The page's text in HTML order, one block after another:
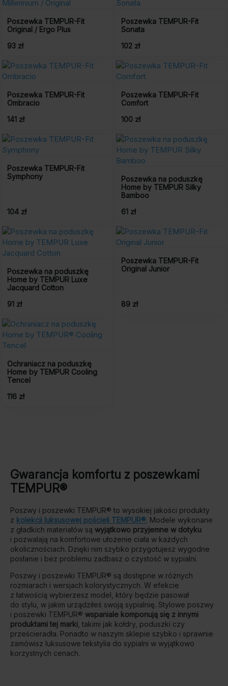
Poszewka TEMPUR-Fit
Original / Ergo Plus
93 zł
Poszewka TEMPUR-Fit
Sonata
102 zł
Poszewka TEMPUR-Fit
Ombracio
141 zł
Poszewka TEMPUR-Fit
Comfort
100 zł
Poszewka TEMPUR-Fit
Symphony
104 zł
Poszewka na poduszkę
Home by TEMPUR Silky
Bamboo
61 zł
Poszewka na poduszkę
Home by TEMPUR Luxe
Jacquard Cotton
91 zł
Poszewka TEMPUR-Fit
Original Junior
89 zł
Ochraniacz na poduszkę
Home by TEMPUR Cooling
Tencel
116 zł
Gwarancja komfortu z poszewkami
TEMPUR®
Poszwy i poszewki TEMPUR® to wysokiej jakości produkty
z kolekcji luksusowej pościeli TEMPUR®. Modele wykonane
z gładkich materiałów są wyjątkowo przyjemne w dotyku
i pozwalają na komfortowe ułożenie ciała w każdych
okolicznościach. Dzięki nim szybko przygotujesz wygodne
posłanie i bez problemu zadbasz o czystość w sypialni.
Poszwy i poszewki TEMPUR® są dostępne w różnych
rozmiarach i wersjach kolorystycznych. W efekcie
z łatwością wybierzesz model, który będzie pasował
do stylu, w jakim urządziłeś swoją sypialnię. Stylowe poszwy
i poszewki TEMPUR® wspaniale komponują się z innymi
produktami tej marki , takimi jak kołdry, poduszki czy
prześcieradła. Ponadto w naszym sklepie szybko i sprawnie
zamówisz luksusowe tekstylia do sypialni w wyjątkowo
korzystnych cenach.